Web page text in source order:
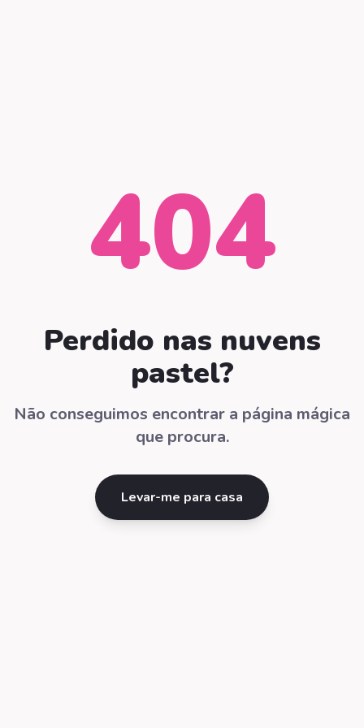
404
Perdido nas nuvens
pastel?
Não conseguimos encontrar a página mágica
que procura.
Levar-me para casa